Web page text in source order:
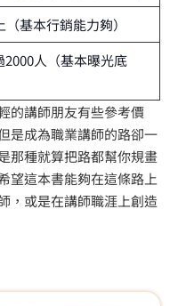
基本行銷能力夠）
人（基本曝光底
的講師朋友有些參考價
是成為職業講師的路卻一
那種就算把路都幫你規畫
望這本書能夠在這條路上
，或是在講師職涯上創造